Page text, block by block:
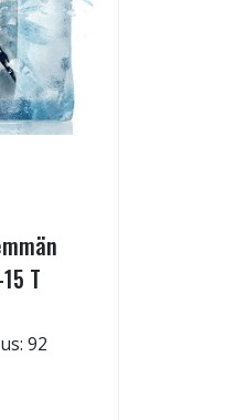
T
92